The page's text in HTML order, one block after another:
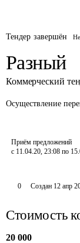
Тендер завершён
Разный
Коммерческий
Осуществление
Приём предложений
с 11.04.20, 23:08 по
0 Создан 12 апр
Стоимость
20 000